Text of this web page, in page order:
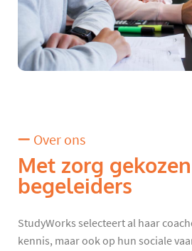
Over ons
Met zorg gekozen
begeleiders
StudyWorks selecteert al haar
kennis, maar ook op hun sociale